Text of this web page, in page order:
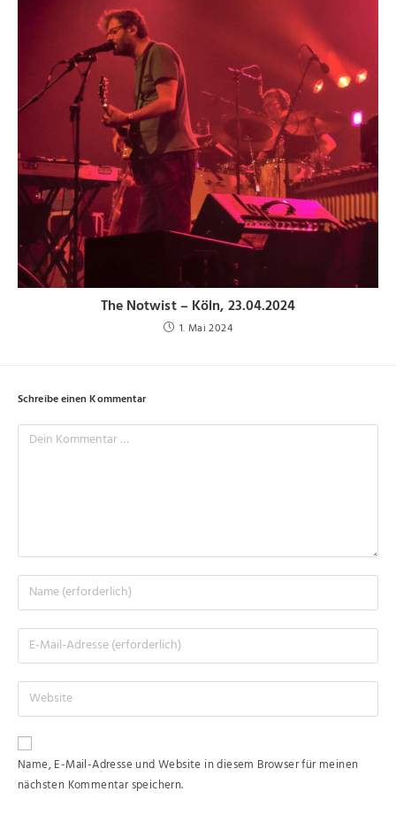
The Notwist – Köln, 23.04.2024
1. Mai 2024
Schreibe einen Kommentar
Name, E-Mail-Adresse und Website in diesem Browser für meinen
nächsten Kommentar speichern.